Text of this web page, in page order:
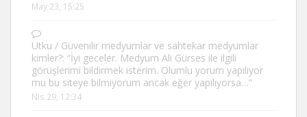
May 23, 15:25
Utku / Güvenilir medyumlar ve sahtekar medyumlar
kimler?: “İyi geceler. Medyum Ali Gürses ile ilgili
görüşlerimi bildirmek isterim. Olumlu yorum yapılıyor
mu bu siteye bilmiyorum ancak eğer yapılıyorsa…”
Nis 29, 12:34